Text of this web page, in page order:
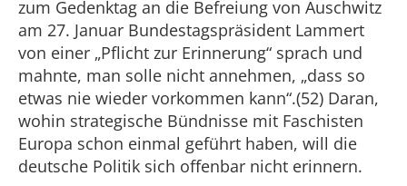
zum Gedenktag an die Befreiung von Auschwitz
am 27. Januar Bundestagspräsident Lammert
von einer „Pflicht zur Erinnerung“ sprach und
mahnte, man solle nicht annehmen, „dass so
etwas nie wieder vorkommen kann“.(52) Daran,
wohin strategische Bündnisse mit Faschisten
Europa schon einmal geführt haben, will die
deutsche Politik sich offenbar nicht erinnern.